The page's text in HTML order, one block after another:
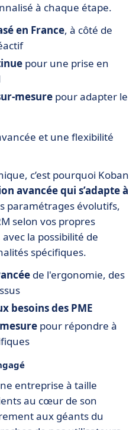
à chaque étape.
en France, à côté de
pour une prise en
mesure pour adapter le
et une flexibilité
c’est pourquoi Koban
avancée qui s’adapte à
paramétrages évolutifs,
selon vos propres
la possibilité de
spécifiques.
de l'ergonomie, des
besoins des PME
pour répondre à
entreprise à taille
au cœur de son
aux géants du